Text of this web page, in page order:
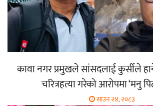
कावा नगर प्रमुखले सांसदलाई कुर्सीले
चरित्रहत्या गरेको आरोपमा ‘मनु
साउन २४, २०८३